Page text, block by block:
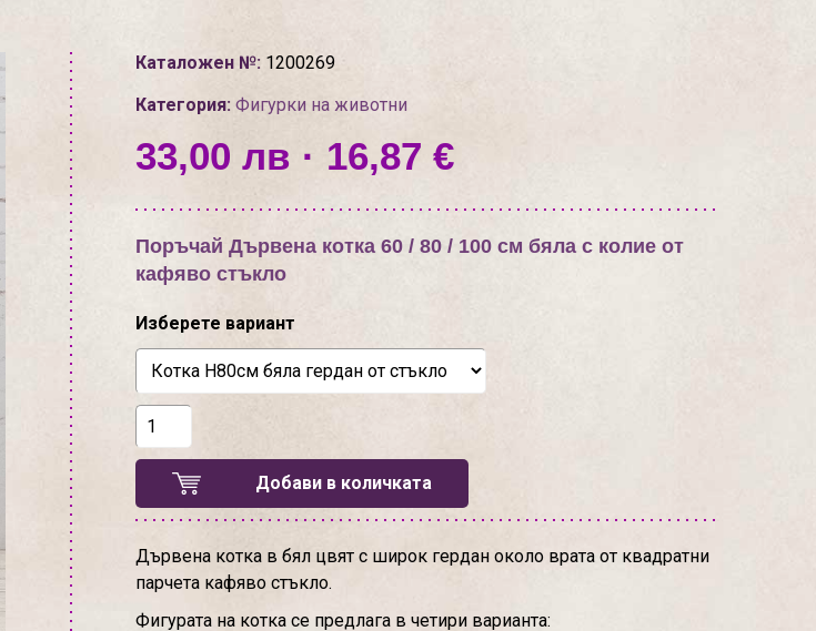
Каталожен №: 1200269
Категория: Фигурки на животни
33,00 лв · 16,87 €
Поръчай Дървена котка 60 / 80 / 100 см бяла с колие от
кафяво стъкло
Изберете вариант
Добави в количката
Дървена котка в бял цвят с широк гердан около врата от квадратни
парчета кафяво стъкло.
Фигурата на котка се предлага в четири варианта: